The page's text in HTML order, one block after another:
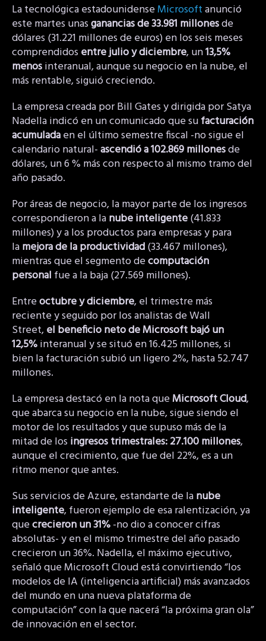
La tecnológica estadounidenseMicrosoftanunció
este martes unasganancias de 33.981 millonesde
dólares (31.221 millones de euros) en los seis meses
comprendidos entre julio y diciembre, un13,5%
menosinteranual, aunque su negocio en la nube, el
más rentable, siguió creciendo.
La empresa creada por Bill Gates y dirigida por Satya
Nadella indicó en un comunicado que sufacturación
acumuladaen el último semestre fiscal -no sigue el
calendario natural-ascendió a 102.869 millonesde
dólares, un 6 % más con respecto al mismo tramo del
año pasado.
Por áreas de negocio, la mayor parte de los ingresos
correspondieron a lanube inteligente(41.833
millones) y a los productos para empresas y para
lamejora de la productividad(33.467 millones),
mientras que el segmento decomputación
personal fue a la baja (27.569 millones).
Entreoctubre y diciembre, el trimestre más
reciente y seguido por los analistas de Wall
Street,el beneficio neto de Microsoft bajó un
12,5%interanual y se situó en 16.425 millones, si
bien la facturación subió un ligero 2%, hasta 52.747
millones.
La empresa destacó en la nota queMicrosoft Cloud,
que abarca su negocio en la nube, sigue siendo el
motor de los resultados y que supuso más de la
mitad de los ingresos trimestrales: 27.100 millones,
aunque el crecimiento, que fue del 22%, es a un
ritmo menor que antes.
Sus servicios de Azure, estandarte de lanube
inteligente, fueron ejemplo de esa ralentización, ya
quecrecieron un 31%-no dio a conocer cifras
absolutas- y en el mismo trimestre del año pasado
crecieron un 36%. Nadella, el máximo ejecutivo,
señaló que Microsoft Cloud está convirtiendo “los
modelos de IA (inteligencia artificial) más avanzados
del mundo en una nueva plataforma de
computación” con la que nacerá “la próxima gran ola”
de innovación en el sector.